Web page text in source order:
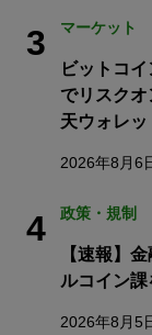
3 マーケット
ビットコ
でリスク
天ウォレッ
2026年8月6
4 政策・規制
【速報】
ルコイン課
2026年8月5